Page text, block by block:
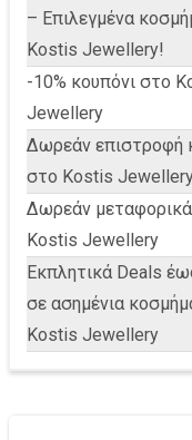
– Επιλεγμένα
Kostis Jewellery!
-10% κουπόνι στο
Jewellery
Δωρεάν επιστροφή
στο Kostis
Δωρεάν
Kostis Jewellery
Εκπλητικά Deals
σε ασημένια
Kostis Jewellery